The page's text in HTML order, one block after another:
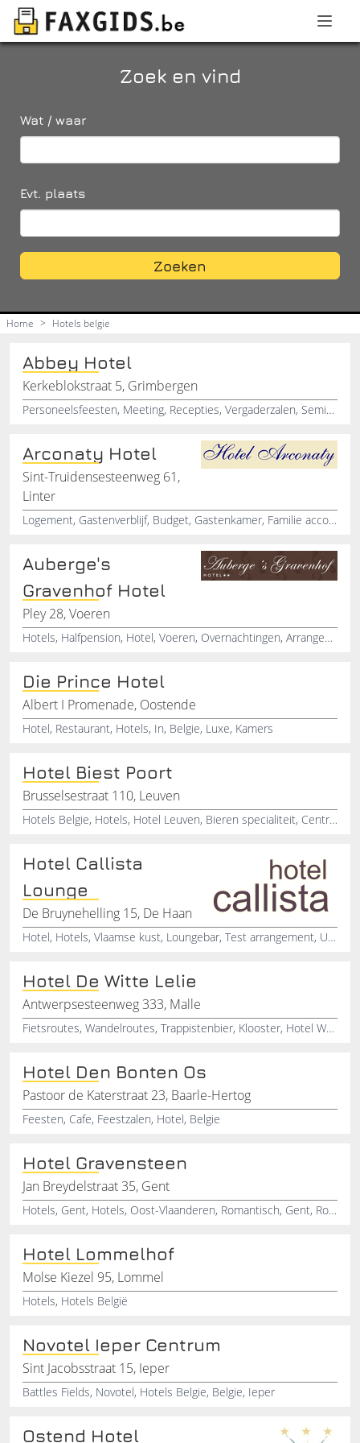
Zoek en vind
Wat / waar
Evt. plaats
Zoeken
Home > Hotels belgie
Abbey Hotel
Kerkeblokstraat 5, Grimbergen
Personeelsfeesten, Meeting, Recepties, Vergaderzalen, Seminariezalen, Zakenhotel, Jubileum vieren, Hotel, Hotels in Belgie
Arconaty Hotel
Sint-Truidensesteenweg 61,
Linter
Logement, Gastenverblijf, Budget, Gastenkamer, Familie accommodatie, Hotel reserveren
Auberge's
Gravenhof Hotel
Pley 28, Voeren
Hotels, Halfpension, Hotel, Voeren, Overnachtingen, Arrangementen, Hotelarrangementen
Die Prince Hotel
Albert I Promenade, Oostende
Hotel, Restaurant, Hotels, In, Belgie, Luxe, Kamers
Hotel Biest Poort
Brusselsestraat 110, Leuven
Hotels Belgie, Hotels, Hotel Leuven, Bieren specialiteit, Centrum Leuven
Hotel Callista
Lounge
De Bruynehelling 15, De Haan
Hotel, Hotels, Vlaamse kust, Loungebar, Test arrangement, Uitdagend arrangement, Hondvriendelijke hotel
Hotel De Witte Lelie
Antwerpsesteenweg 333, Malle
Fietsroutes, Wandelroutes, Trappistenbier, Klooster, Hotel Westmalle
Hotel Den Bonten Os
Pastoor de Katerstraat 23, Baarle-Hertog
Feesten, Cafe, Feestzalen, Hotel, Belgie
Hotel Gravensteen
Jan Breydelstraat 35, Gent
Hotels, Gent, Hotels, Oost-Vlaanderen, Romantisch, Gent, Romantisch, Oost-Vlaanderen, Arrangement, Gent
Hotel Lommelhof
Molse Kiezel 95, Lommel
Hotels, Hotels België
Novotel Ieper Centrum
Sint Jacobsstraat 15, Ieper
Battles Fields, Novotel, Hotels Belgie, Belgie, Ieper
Ostend Hotel